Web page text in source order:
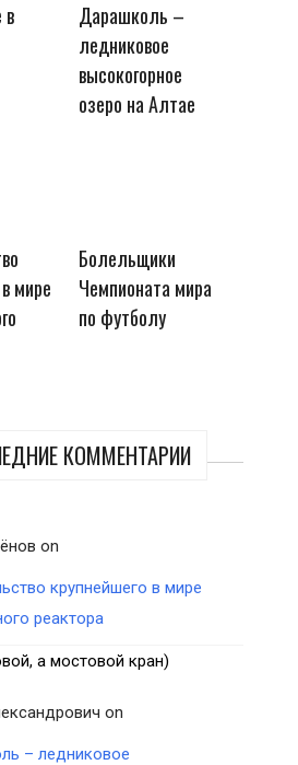
в
Дарашколь –
ледниковое
высокогорное
озеро на Алтае
мире
Болельщики
Чемпионата мира
по футболу
КОММЕНТАРИИ
on
крупнейшего в мире
реактора
а мостовой кран)
on
– ледниковое